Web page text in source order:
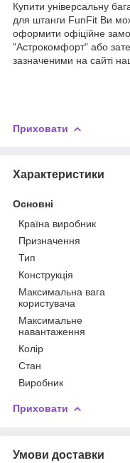
Купити універсальну
для штанги FunFit Ви
оформити офіційне
"Астрокомфорт" або
зазначеними на сайті
Приховати
Характеристики
Основні
Країна виробник
Призначення
Тип
Конструкція
Максимальна вага
користувача
Максимальне
навантаження
Колір
Стан
Виробник
Приховати
Умови доставки